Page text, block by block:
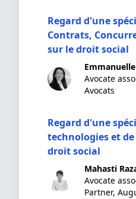
Regard d'une
Contrats,
sur le droit social
Avocate
Avocats
Regard d'une
technologies et
droit social
Mahasti
Avocate
Partner,